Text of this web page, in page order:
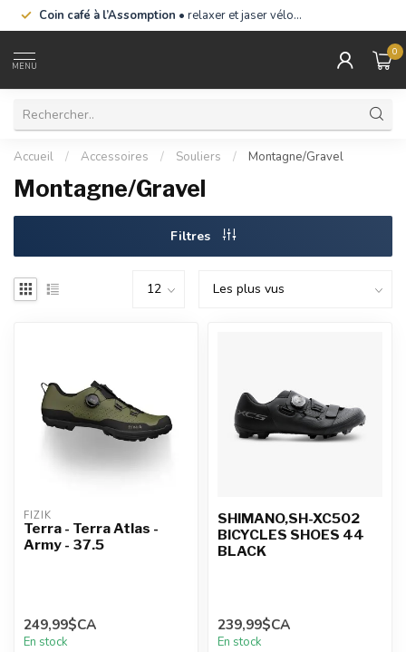
Coin café à l’Assomption • relaxer et jaser vélo…
MENU
0
Accueil / Accessoires / Souliers / Montagne/Gravel
Montagne/Gravel
Filtres
FIZIK
Terra - Terra Atlas -
Army - 37.5
249,99$CA
En stock
SHIMANO,SH-XC502
BICYCLES SHOES 44
BLACK
239,99$CA
En stock